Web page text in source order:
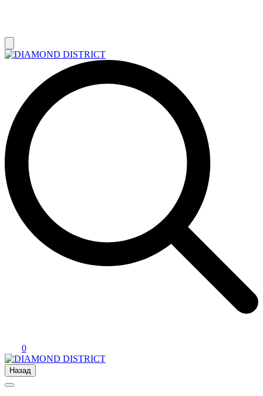
0
Назад